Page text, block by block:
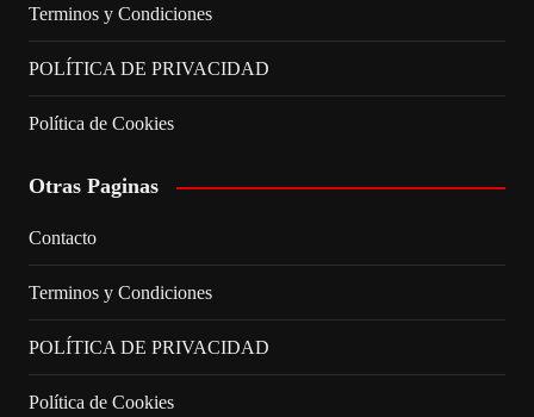
Terminos y Condiciones
POLÍTICA DE PRIVACIDAD
Política de Cookies
Otras Paginas
Contacto
Terminos y Condiciones
POLÍTICA DE PRIVACIDAD
Política de Cookies